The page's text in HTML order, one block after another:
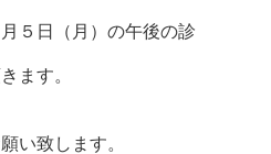
５日（月）の午後の診
ます。
い致します。